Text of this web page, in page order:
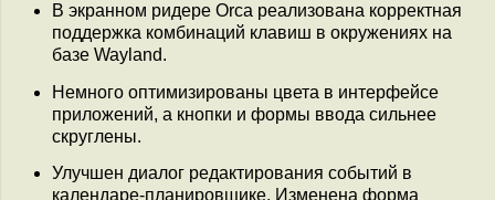
В экранном ридере Orca реализована корректная
поддержка комбинаций клавиш в окружениях на
базе Wayland.
Немного оптимизированы цвета в интерфейсе
приложений, а кнопки и формы ввода сильнее
скруглены.
Улучшен диалог редактирования событий в
календаре-планировщике. Изменена форма